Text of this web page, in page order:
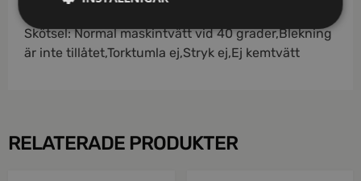
Skötsel: Normal maskintvätt vid 40 grader,Blekning
är inte tillåtet,Torktumla ej,Stryk ej,Ej kemtvätt
RELATERADE PRODUKTER